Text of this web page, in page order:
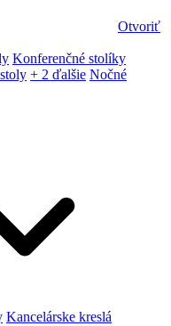
Otvoriť
Konferenčné stolíky
+ 2 ďalšie Nočné
Kancelárske kreslá